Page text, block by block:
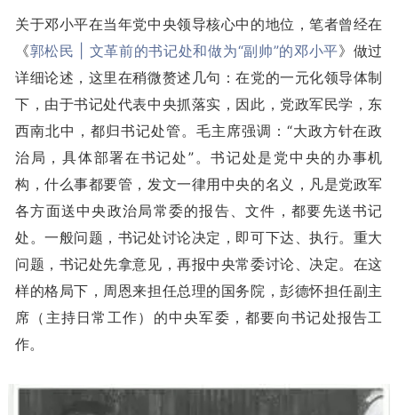
关于邓小平在当年党中央领导核心中的地位，笔者曾经在
《郭松民 | 文革前的书记处和做为“副帅”的邓小平》做过
详细论述，这里在稍微赘述几句：在党的一元化领导体制
下，由于书记处代表中央抓落实，因此，党政军民学，东
西南北中，都归书记处管。毛主席强调：“大政方针在政
治局，具体部署在书记处”。书记处是党中央的办事机
构，什么事都要管，发文一律用中央的名义，凡是党政军
各方面送中央政治局常委的报告、文件，都要先送书记
处。一般问题，书记处讨论决定，即可下达、执行。重大
问题，书记处先拿意见，再报中央常委讨论、决定。在这
样的格局下，周恩来担任总理的国务院，彭德怀担任副主
席（主持日常工作）的中央军委，都要向书记处报告工
作。